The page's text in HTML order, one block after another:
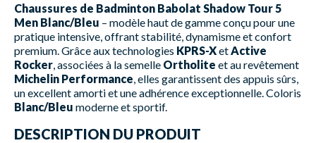
Chaussures de Badminton Babolat Shadow Tour 5
Men Blanc/Bleu – modèle haut de gamme conçu pour une
pratique intensive, offrant stabilité, dynamisme et confort
premium. Grâce aux technologies KPRS-Xet Active
Rocker , associées à la semelle Ortholite et au revêtement
Michelin Performance , elles garantissent des appuis sûrs,
un excellent amorti et une adhérence exceptionnelle. Coloris
Blanc/Bleu moderne et sportif.
DESCRIPTION DU PRODUIT